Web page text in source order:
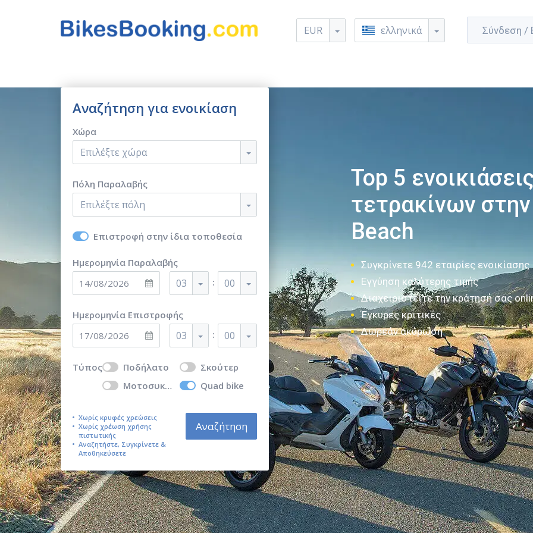
EUR ελληνικά Σύνδεση /
Αναζήτηση για ενοικίαση
Χώρα
Επιλέξτε χώρα
Πόλη Παραλαβής
Επιλέξτε πόλη
Επιστροφή στην ίδια τοποθεσία
Ημερομηνία Παραλαβής
03 : 00
Ημερομηνία Επιστροφής
03 : 00
Τύπος Ποδήλατο
Σκούτερ
Μοτοσυκλέτα
Quad bike
Χωρίς κρυφές χρεώσεις
Χωρίς χρέωση χρήσης
πιστωτικής
Αναζητήστε, Συγκρίνετε &
Αποθηκεύσετε
Αναζήτηση
Top 5
τετρακίνων
Beach
Συγκρίνετε 942 εταιρίες ενοικίασης
Εγγύηση καλύτερης τιμής
Διαχειριστείτε την κράτησή σας
Έγκυρες κριτικές
Δωρεάν ακύρωση